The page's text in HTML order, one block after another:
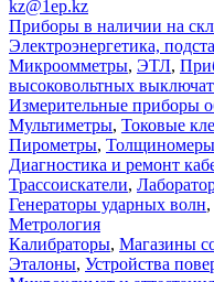
kz@1ep.kz
Приборы в наличии на
Электроэнергетика,
Микроомметры, ЭТЛ,
высоковольтных
Измерительные приборы
Мультиметры, Токовые
Пирометры, Толщиномеры
Диагностика и ремонт
Трассоискатели,
Генераторы ударных волн,
Метрология
Калибраторы, Магазины
Эталоны, Устройства